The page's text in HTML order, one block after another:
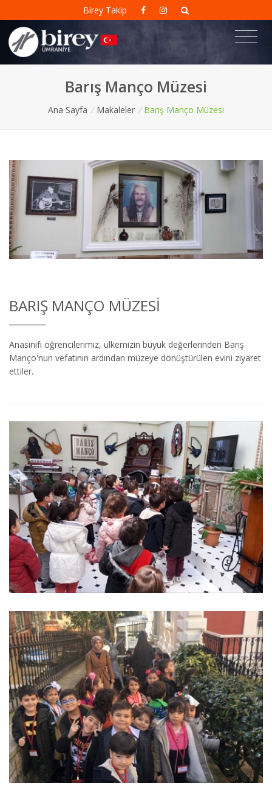
Birey Takip
Barış Manço Müzesi
Ana Sayfa / Makaleler / Barış Manço Müzesi
BARIŞ MANÇO MÜZESI
Anasınıfı öğrencilerimiz, ülkemizin büyük değerlerinden Barış
Manço'nun vefatının ardından müzeye dönüştürülen evini ziyaret
ettiler.